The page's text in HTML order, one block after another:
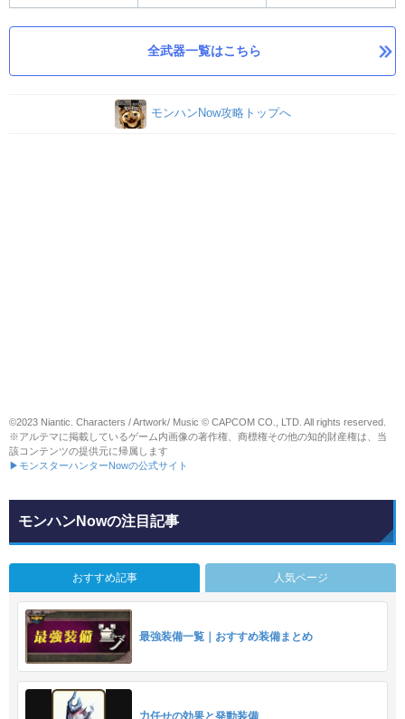
全武器一覧はこちら
モンハンNow攻略トップへ
©2023 Niantic. Characters / Artwork/ Music © CAPCOM CO., LTD. All rights reserved.
※アルテマに掲載しているゲーム内画像の著作権、商標権その他の知的財産権は、当
該コンテンツの提供元に帰属します
▶モンスターハンターNowの公式サイト
モンハンNowの注目記事
おすすめ記事 人気ページ
最強装備一覧｜おすすめ装備まとめ
力任せの効果と発動装備